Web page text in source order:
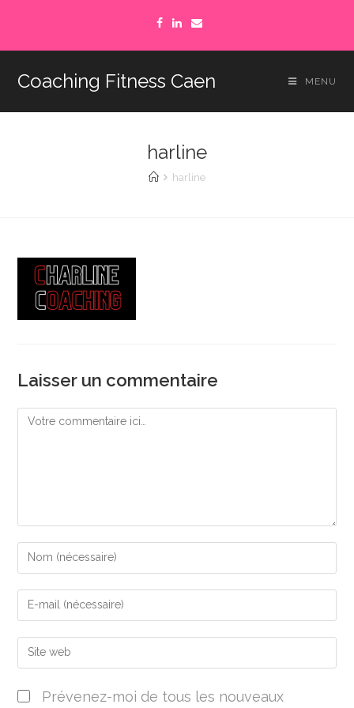
Coaching Fitness Caen MENU
harline
harline
Laisser un commentaire
Prévenez-moi de tous les nouveaux